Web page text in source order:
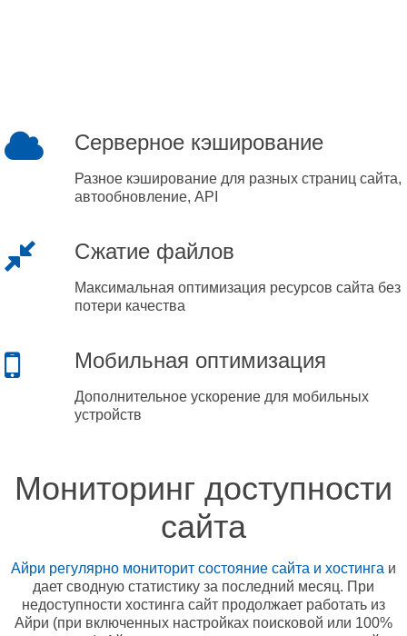
Серверное кэширование
Разное кэширование для разных страниц сайта,
автообновление, API
Сжатие файлов
Максимальная оптимизация ресурсов сайта без
потери качества
Мобильная оптимизация
Дополнительное ускорение для мобильных
устройств
Мониторинг доступности
сайта
Айри регулярно мониторит состояние сайта и хостинга и
дает сводную статистику за последний месяц. При
недоступности хостинга сайт продолжает работать из
Айри (при включенных настройках поисковой или 100%